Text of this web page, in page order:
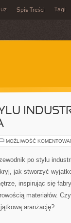
Spis Treści Tagi
MOŻLIWOŚĆ
po stylu
jak stworzyć
inspirując się
materiałów.
aranżację?